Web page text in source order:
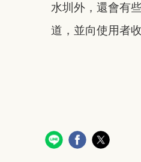
水圳外，還會有
道，並向使用者